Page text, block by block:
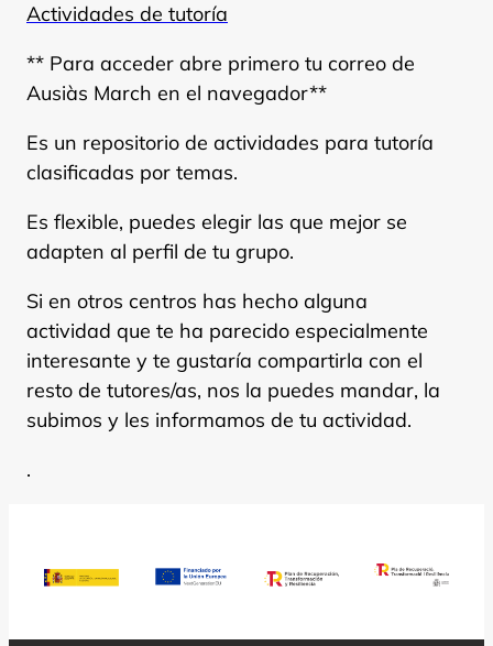
Actividades de tutoría
** Para acceder abre primero tu correo de
Ausiàs March en el navegador**
Es un repositorio de actividades para tutoría
clasificadas por temas.
Es flexible, puedes elegir las que mejor se
adapten al perfil de tu grupo.
Si en otros centros has hecho alguna
actividad que te ha parecido especialmente
interesante y te gustaría compartirla con el
resto de tutores/as, nos la puedes mandar, la
subimos y les informamos de tu actividad.
.